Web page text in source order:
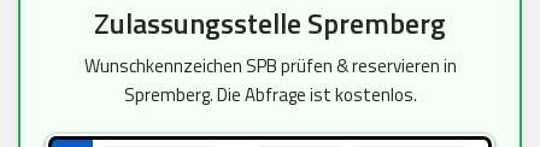
Zulassungsstelle Spremberg
Wunschkennzeichen SPB prüfen & reservieren in
Spremberg. Die Abfrage ist kostenlos.